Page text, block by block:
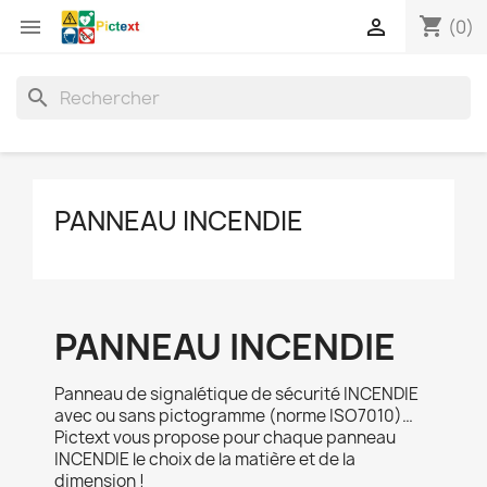
 shopping_cart (0)

search
PANNEAU INCENDIE
PANNEAU INCENDIE
Panneau de signalétique de sécurité INCENDIE
avec ou sans pictogramme (norme ISO7010)…
Pictext vous propose pour chaque panneau
INCENDIE le choix de la matière et de la
dimension !